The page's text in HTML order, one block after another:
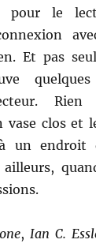
pour le
Et pas
Rien
vase clos et
un endroit
,Ian C.